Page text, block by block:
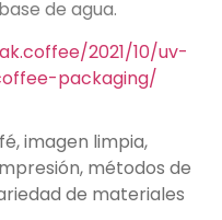
de agua.
2021/10/uv-
packaging/
,imagen limpia,
, métodos de
de materiales